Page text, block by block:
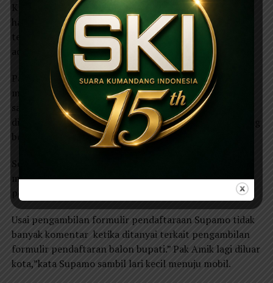
Karena tidak membawa dan pada waktu itu merupakan
hari terakhir pendaftaraan pengambilan formulir
terpaksa Supamo harus kembali untuk mengambil
administrasi yang belum di bawa.
Parmin salah satu anggota penitia pendaftaran
mengatakan, pihak panitia tidak bisa menerima karena
salah satu administrasi yang paling penting tidak
dibawa.” Dia pulang untuk melengkapi administrasi yang
belum dibawa,”ujarnya.Sabtu,(10/06/2017).
Selang beberapa kemudian Supamo kembali dengan
membawa persyaratan yang telah ditetapkan panitia
pendaftaraan.
Usai pengambilan formulir pendaftaraan Supamo tidak
banyak komentar ketika ditanyai terkait pengambilan
formulir pendaftaran balon bupati.” Pak Amik lagi diluar
kota,”kata Supamo sambil lari kecil menuju mobil.